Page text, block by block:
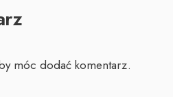
móc dodać komentarz.